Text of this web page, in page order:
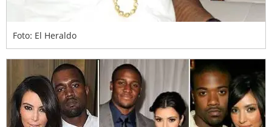
Foto: El Heraldo